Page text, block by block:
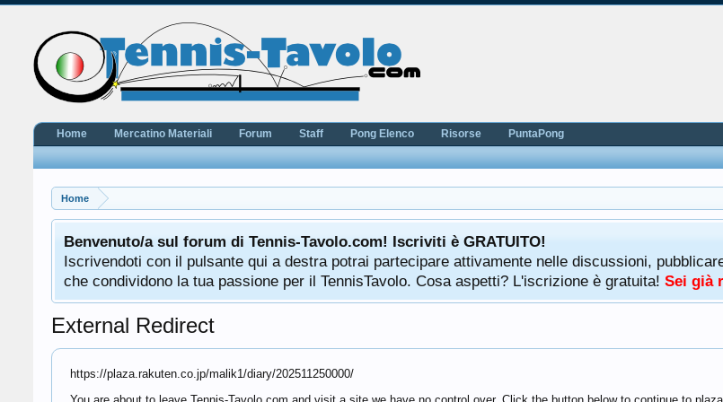
Home
Benvenuto/a sul forum di Tennis-Tavolo.com! Iscriviti è GRATUITO!
Iscrivendoti con il pulsante qui a destra potrai partecipare attivamente nelle discussioni,
che condividono la tua passione per il TennisTavolo. Cosa aspetti? L'iscrizione è gratuita! Sei già
External Redirect
https://plaza.rakuten.co.jp/malik1/diary/202511250000/
Home Mercatino Materiali Forum Staff Pong Elenco Risorse PuntaPong